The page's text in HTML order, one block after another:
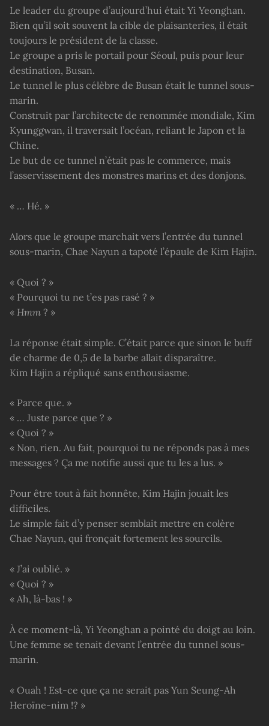
Le leader du groupe d’aujourd’hui était Yi Yeonghan.
Bien qu’il soit souvent la cible de plaisanteries, il était
toujours le président de la classe.
Le groupe a pris le portail pour Séoul, puis pour leur
destination, Busan.
Le tunnel le plus célèbre de Busan était le tunnel sous-
marin.
Construit par l’architecte de renommée mondiale, Kim
Kyunggwan, il traversait l’océan, reliant le Japon et la
Chine.
Le but de ce tunnel n’était pas le commerce, mais
l’asservissement des monstres marins et des donjons.
« … Hé. »
Alors que le groupe marchait vers l’entrée du tunnel
sous-marin, Chae Nayun a tapoté l’épaule de Kim Hajin.
« Quoi ? »
« Pourquoi tu ne t’es pas rasé ? »
« Hmm ? »
La réponse était simple. C’était parce que sinon le buff
de charme de 0,5 de la barbe allait disparaître.
Kim Hajin a répliqué sans enthousiasme.
« Parce que. »
« … Juste parce que ? »
« Quoi ? »
« Non, rien. Au fait, pourquoi tu ne réponds pas à mes
messages ? Ça me notifie aussi que tu les a lus. »
Pour être tout à fait honnête, Kim Hajin jouait les
difficiles.
Le simple fait d’y penser semblait mettre en colère
Chae Nayun, qui fronçait fortement les sourcils.
« J’ai oublié. »
« Quoi ? »
« Ah, là-bas ! »
À ce moment-là, Yi Yeonghan a pointé du doigt au loin.
Une femme se tenait devant l’entrée du tunnel sous-
marin.
« Ouah ! Est-ce que ça ne serait pas Yun Seung-Ah
Heroïne-nim !? »